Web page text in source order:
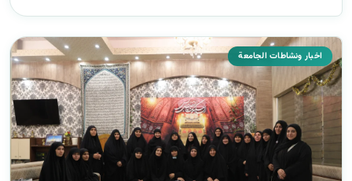
اخبار ونشاطات الجامعة